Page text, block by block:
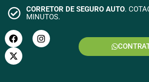
CORRETOR DE SEGURO AUTO.
MINUTOS.